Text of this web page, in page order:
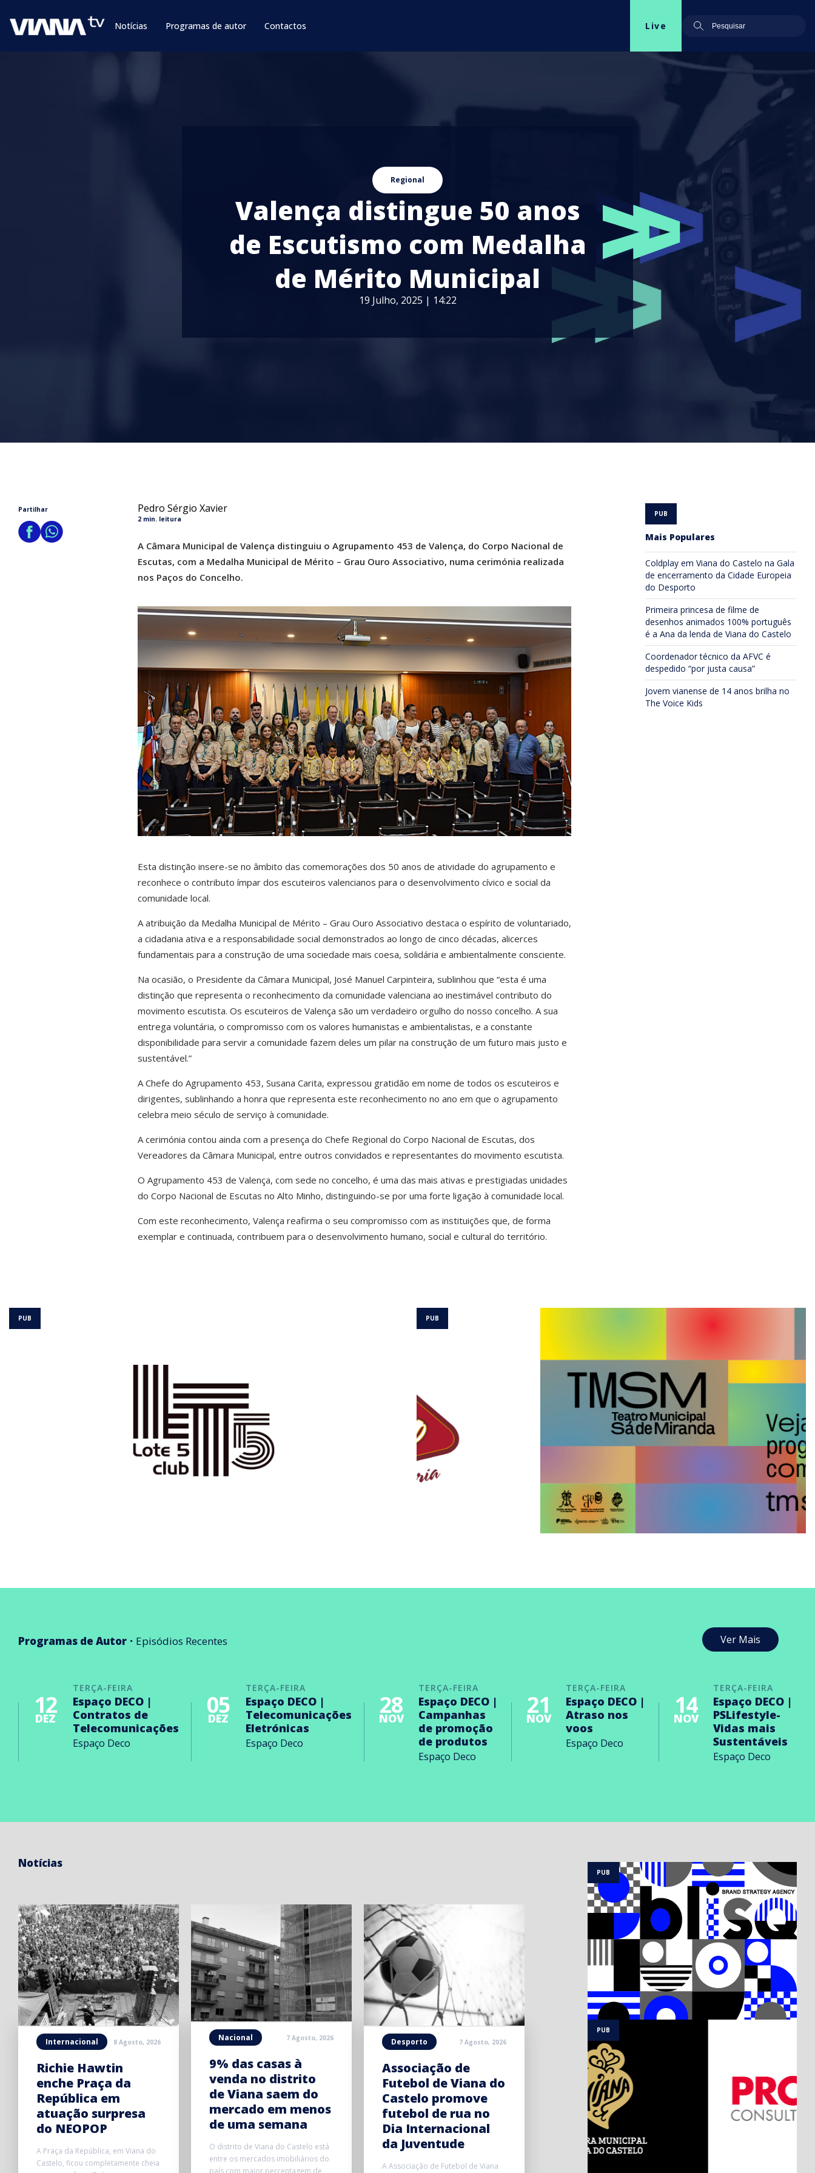
Notícias Programas de autor Contactos Live
Regional
Valença distingue 50 anos
de Escutismo com Medalha
de Mérito Municipal
19 Julho, 2025 | 14:22
Partilhar Pedro Sérgio Xavier
2 min. leitura
A Câmara Municipal de Valença distinguiu o Agrupamento 453 de Valença, do Corpo Nacional de
Escutas, com a Medalha Municipal de Mérito – Grau Ouro Associativo, numa cerimónia realizada
nos Paços do Concelho.
Esta distinção insere-se no âmbito das comemorações dos 50 anos de atividade do agrupamento e
reconhece o contributo ímpar dos escuteiros valencianos para o desenvolvimento cívico e social da
comunidade local.
A atribuição da Medalha Municipal de Mérito – Grau Ouro Associativo destaca o espírito de voluntariado,
a cidadania ativa e a responsabilidade social demonstrados ao longo de cinco décadas, alicerces
fundamentais para a construção de uma sociedade mais coesa, solidária e ambientalmente consciente.
Na ocasião, o Presidente da Câmara Municipal, José Manuel Carpinteira, sublinhou que “esta é uma
distinção que representa o reconhecimento da comunidade valenciana ao inestimável contributo do
movimento escutista. Os escuteiros de Valença são um verdadeiro orgulho do nosso concelho. A sua
entrega voluntária, o compromisso com os valores humanistas e ambientalistas, e a constante
disponibilidade para servir a comunidade fazem deles um pilar na construção de um futuro mais justo e
sustentável.”
A Chefe do Agrupamento 453, Susana Carita, expressou gratidão em nome de todos os escuteiros e
dirigentes, sublinhando a honra que representa este reconhecimento no ano em que o agrupamento
celebra meio século de serviço à comunidade.
A cerimónia contou ainda com a presença do Chefe Regional do Corpo Nacional de Escutas, dos
Vereadores da Câmara Municipal, entre outros convidados e representantes do movimento escutista.
O Agrupamento 453 de Valença, com sede no concelho, é uma das mais ativas e prestigiadas unidades
do Corpo Nacional de Escutas no Alto Minho, distinguindo-se por uma forte ligação à comunidade local.
Com este reconhecimento, Valença reafirma o seu compromisso com as instituições que, de forma
exemplar e continuada, contribuem para o desenvolvimento humano, social e cultural do território.
Mais Populares
Coldplay em Viana do Castelo na Gala
de encerramento da Cidade Europeia
do Desporto
Primeira princesa de filme de
desenhos animados 100% português
é a Ana da lenda de Viana do Castelo
Coordenador técnico da AFVC é
despedido “por justa causa”
Jovem vianense de 14 anos brilha no
The Voice Kids
Programas de Autor Episódios Recentes Ver Mais
TERÇA-FEIRA
12
DEZ
Espaço DECO |
Contratos de
Telecomunicações
Espaço Deco
TERÇA-FEIRA
05
DEZ
Espaço DECO |
Telecomunicações
Eletrónicas
Espaço Deco
TERÇA-FEIRA
28
NOV
Espaço DECO |
Campanhas
de promoção
de produtos
Espaço Deco
TERÇA-FEIRA
21
NOV
Espaço DECO |
Atraso nos
voos
Espaço Deco
TERÇA-FEIRA
14
NOV
Espaço DECO |
PSLifestyle-
Vidas mais
Sustentáveis
Espaço Deco
Notícias
Internacional 8 Agosto, 2026
Richie Hawtin
enche Praça da
República em
atuação surpresa
do NEOPOP
A Praça da República, em Viana do
Castelo, ficou completamente cheia
Nacional 7 Agosto, 2026
9% das casas à
venda no distrito
de Viana saem do
mercado em menos
de uma semana
O distrito de Viana do Castelo está
entre os mercados imobiliários do
Desporto 7 Agosto, 2026
Associação de
Futebol de Viana do
Castelo promove
futebol de rua no
Dia Internacional
da Juventude
A Associação de Futebol de Viana